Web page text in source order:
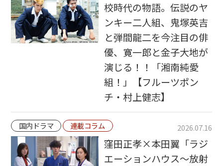
校時代の物語。伝説のヤ
ンキー二人組、鬼塚英吉
と弾間龍二を今注目の俳
優、寛一郎と金子大地が
演じる！！「湘南純愛
組！」【フルーツポン
チ・村上健志】
国内ドラマ 連載コラム 2026.07.16
窪田正孝×本田翼「ラジ
エーションハウス〜放射